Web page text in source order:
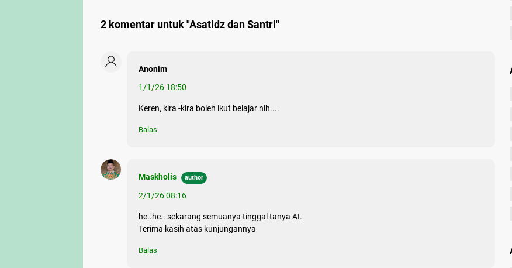
2 komentar untuk "Asatidz dan Santri"
Anonim
1/1/26 18:50
Keren, kira -kira boleh ikut belajar nih....
Balas
Maskholis
2/1/26 08:16
he..he.. sekarang semuanya tinggal tanya AI.
Terima kasih atas kunjungannya
Balas